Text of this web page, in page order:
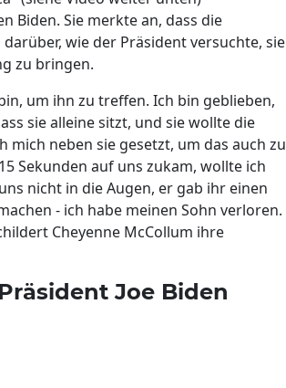
Biden. Sie merkte an, dass die
wie der Präsident versuchte, sie
zu bringen.
um ihn zu treffen. Ich bin geblieben,
sie alleine sitzt, und sie wollte die
mich neben sie gesetzt, um das auch zu
Sekunden auf uns zukam, wollte ich
nicht in die Augen, er gab ihr einen
- ich habe meinen Sohn verloren.
Cheyenne McCollum ihre
Joe Biden